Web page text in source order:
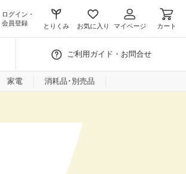
ログイン・
会員登録
とりくみ お気に入り マイページ カート
ご利用ガイド・お問合せ
家電 消耗品･別売品